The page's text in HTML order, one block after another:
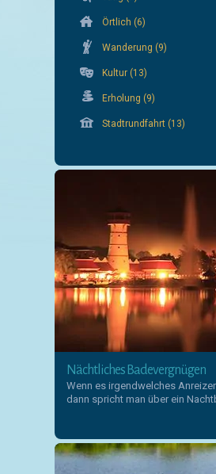
Örtlich (6)
Wanderung (9)
Kultur (13)
Erholung (9)
Stadtrundfahrt (13)
Nächtliches Badevergnügen
Wenn es irgendwelches
dann spricht man über ein